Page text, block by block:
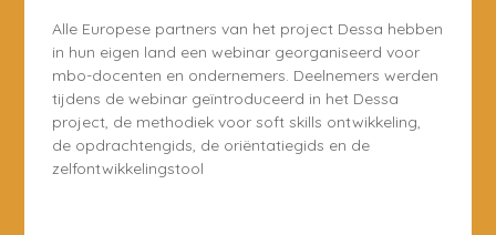
Alle Europese partners van het project Dessa hebben
in hun eigen land een webinar georganiseerd voor
mbo-docenten en ondernemers. Deelnemers werden
tijdens de webinar geïntroduceerd in het Dessa
project, de methodiek voor soft skills ontwikkeling,
de opdrachtengids, de oriëntatiegids en de
zelfontwikkelingstool